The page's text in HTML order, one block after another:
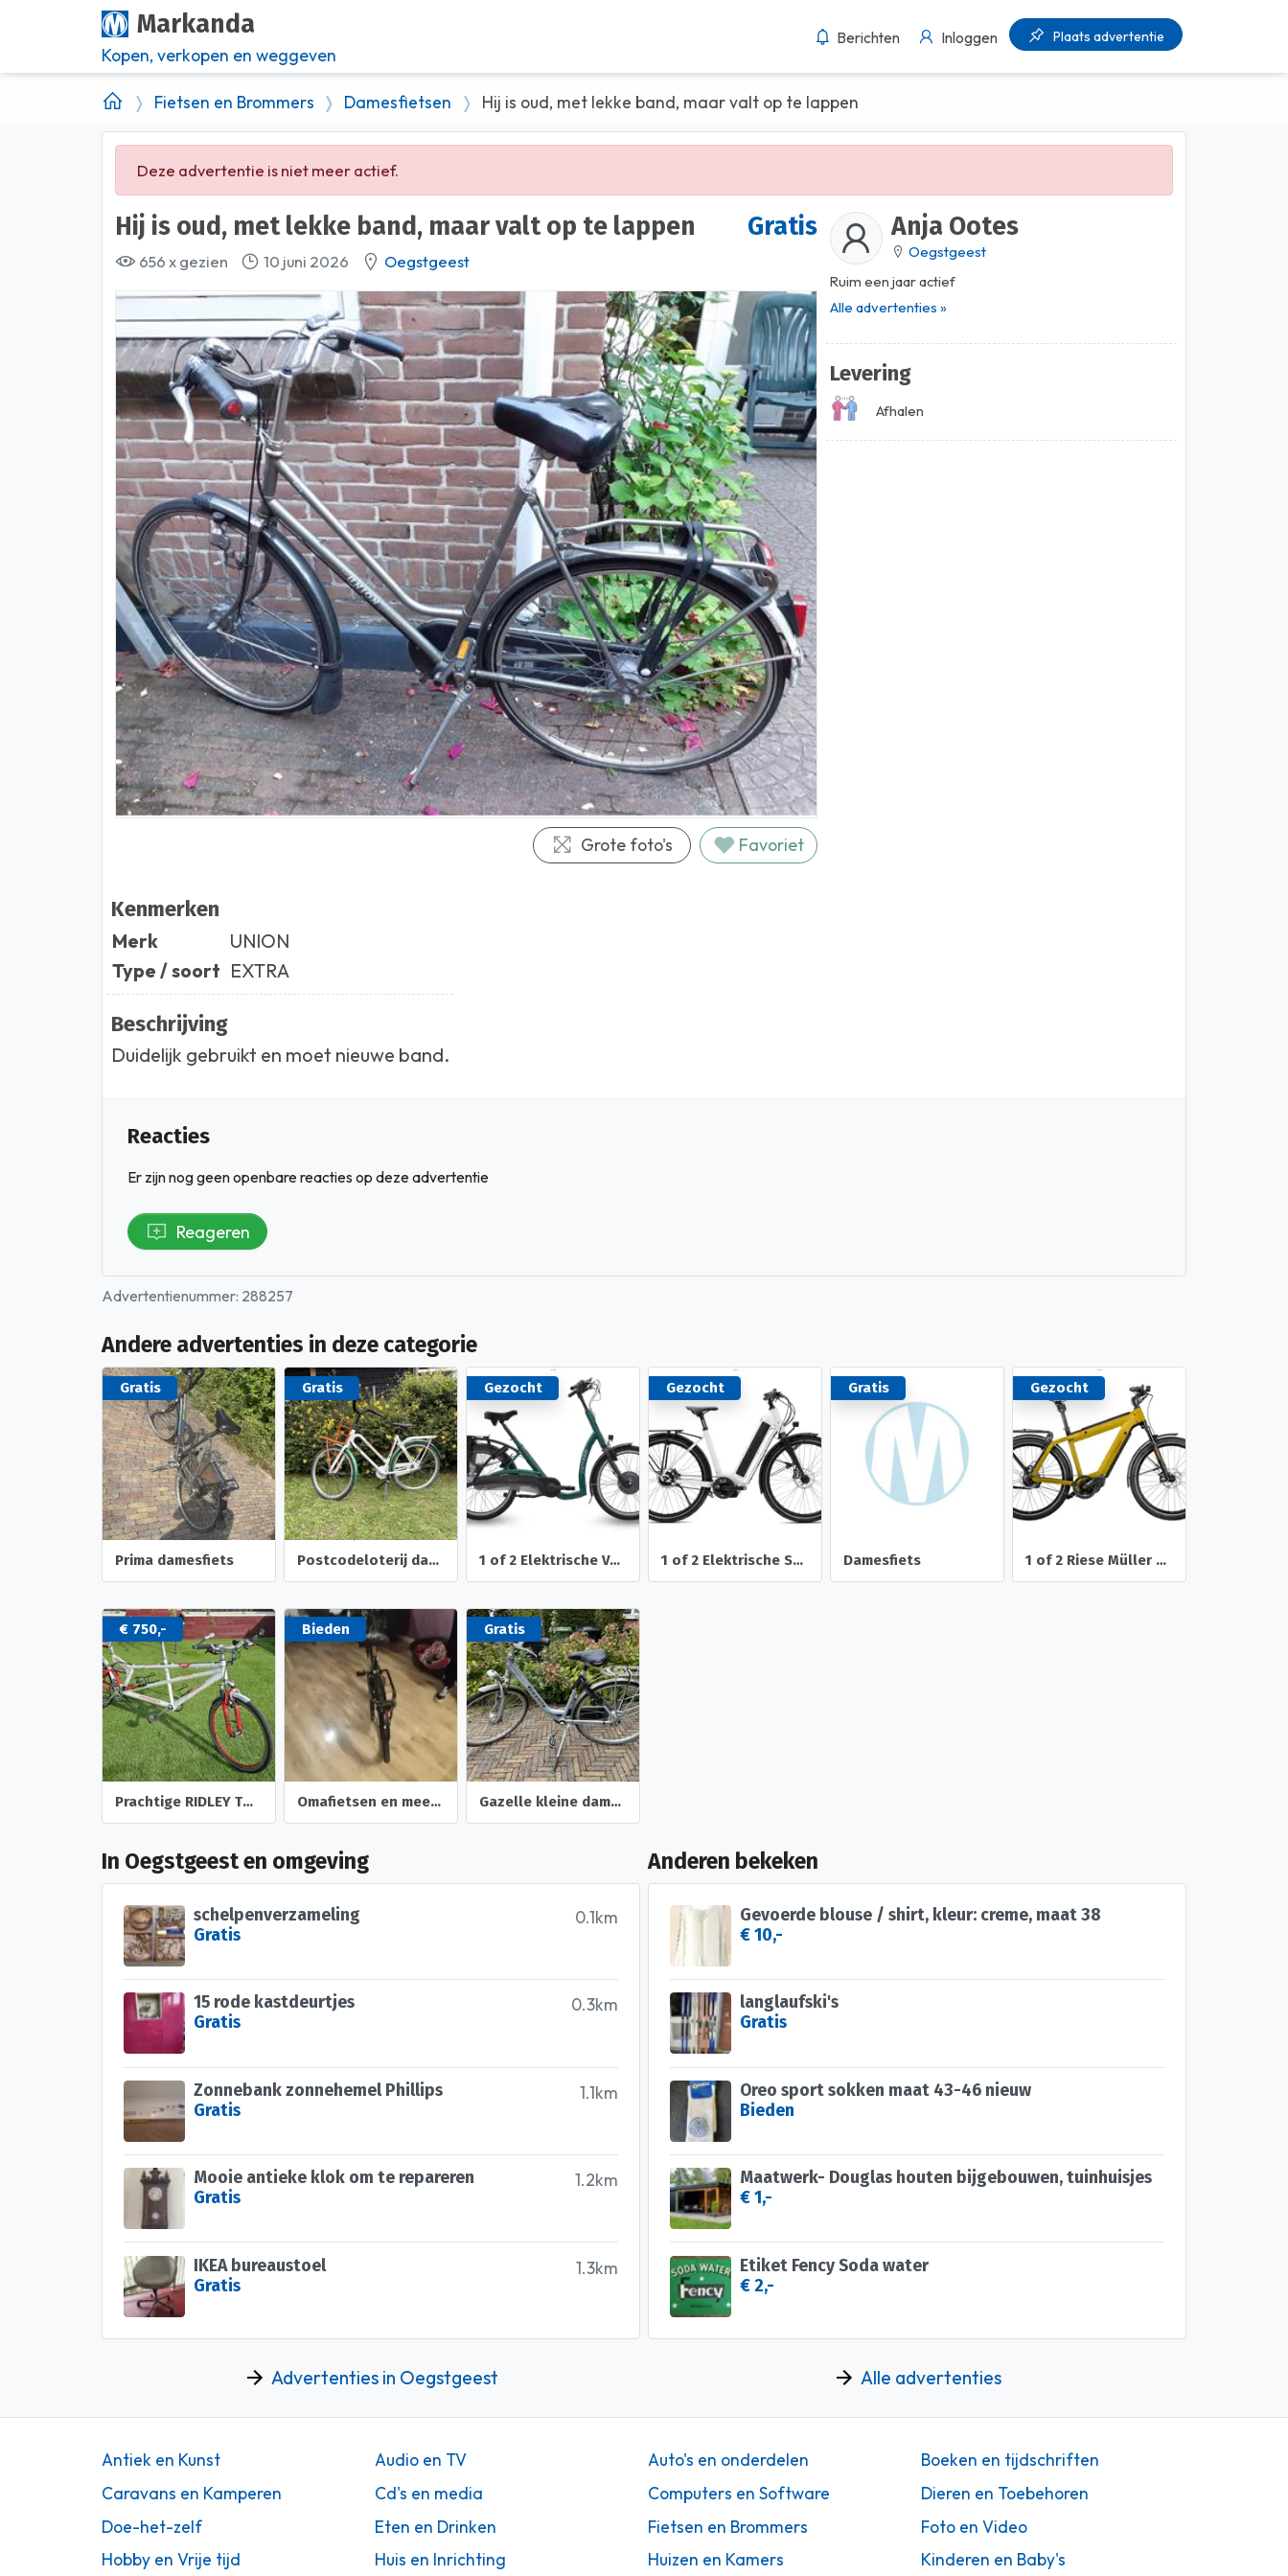
Markanda
Kopen, verkopen en weggeven
Berichten Inloggen Plaats advertentie
Fietsen en Brommers Damesfietsen Hij is oud, met lekke band, maar valt op te lappen
Deze advertentie is niet meer actief.
Gratis
Hij is oud, met lekke band, maar valt op te lappen
656 x gezien 10 juni 2026 Oegstgeest
Favoriet
Grote foto's
Anja Ootes
Oegstgeest
Ruim een jaar actief
Alle advertenties »
Levering
Afhalen
Kenmerken
Merk
UNION
Type / soort EXTRA
Beschrijving
Duidelijk gebruikt en moet nieuwe band.
Reacties
Er zijn nog geen openbare reacties op deze advertentie
Reageren
Advertentienummer: 288257
Andere advertenties in deze categorie
Gratis
Prima damesfiets
Gratis
Postcodeloterij damesfiets
Gezocht
1 of 2 Elektrische Van Raam Balance Fietsen
Gezocht
1 of 2 Elektrische Santos Fietsen voor Fietsvakanties
Gratis
Damesfiets
Gezocht
1 of 2 Riese Müller Supercharger Elektrische Fietsen Gezocht Gevraagd
€ 750,-
Prachtige RIDLEY THUNDER 2 mountainbike tandem
Bieden
Omafietsen en meer....
Gratis
Gazelle kleine damesfiets
In Oegstgeest en omgeving
0.1km
schelpenverzameling
Gratis
0.3km
15 rode kastdeurtjes
Gratis
1.1km
Zonnebank zonnehemel Phillips
Gratis
1.2km
Mooie antieke klok om te repareren
Gratis
1.3km
IKEA bureaustoel
Gratis
Advertenties in Oegstgeest
Anderen bekeken
Gevoerde blouse / shirt, kleur: creme, maat 38
€ 10,-
langlaufski's
Gratis
Oreo sport sokken maat 43-46 nieuw
Bieden
Maatwerk- Douglas houten bijgebouwen, tuinhuisjes
€ 1,-
Etiket Fency Soda water
€ 2,-
Alle advertenties
Antiek en Kunst Audio en TV Auto's en onderdelen
Boeken en tijdschriften
Caravans en Kamperen
Cd's en media Computers en Software
Dieren en Toebehoren
Doe-het-zelf
Eten en Drinken Fietsen en Brommers
Foto en Video
Hobby en Vrije tijd
Huis en Inrichting Huizen en Kamers Kinderen en Baby's